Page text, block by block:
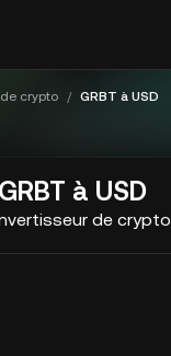
crypto / GRBT à USD
GRBT à USD
de crypto